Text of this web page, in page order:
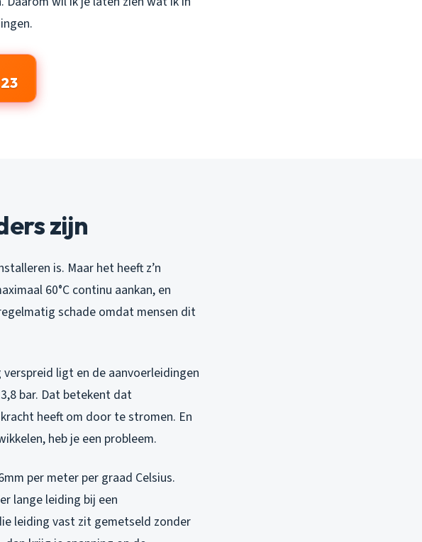
zijn
is. Maar het heeft z’n
60°C continu aankan, en
schade omdat mensen dit
ligt en de aanvoerleidingen
bar. Dat betekent dat
heeft om door te stromen. En
heb je een probleem.
per meter per graad Celsius.
lange leiding bij een
leiding vast zit gemetseld zonder